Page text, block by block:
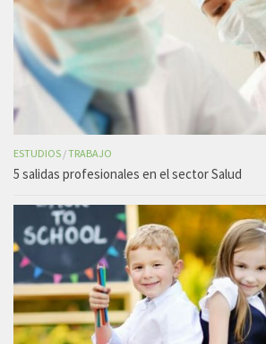
ESTUDIOS /TRABAJO
5 salidas profesionales en el sector Salud